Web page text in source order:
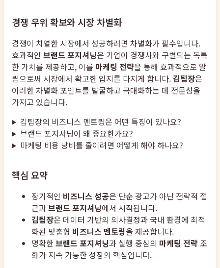
경쟁 우위 확보와 시장 차별화
경쟁이 치열한 시장에서 성공하려면 차별화가 필수입니다.
효과적인 브랜드 포지셔닝은 기업이 경쟁사와 구별되는 독특
한 가치를 제공하고, 이를 마케팅 전략을 통해 효과적으로 알
림으로써 시장에서 확고한 입지를 다지게 합니다.김팀장은
이러한 차별화 포인트를 발굴하고 극대화하는 데 전문성을
가지고 있습니다.
김팀장의 비즈니스 멘토링은 어떤 특징이 있나요?
브랜드 포지셔닝이 왜 중요한가요?
마케팅 비용 낭비를 줄이려면 어떻게 해야 하나요?
핵심 요약
장기적인 비즈니스 성공은 단순 광고가 아닌 전략적 접
근과브랜드 포지셔닝에서 시작됩니다.
김팀장은 데이터 기반의 의사결정과 국내 환경에 최적
화된 맞춤형 비즈니스 멘토링을 제공합니다.
명확한브랜드 포지셔닝과 실행 중심의 마케팅 전략 조
화가 지속 가능한 성장의 핵심입니다.